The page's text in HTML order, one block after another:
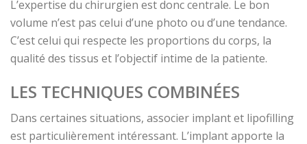
L’expertise du chirurgien est donc centrale. Le bon
volume n’est pas celui d’une photo ou d’une tendance.
C’est celui qui respecte les proportions du corps, la
qualité des tissus et l’objectif intime de la patiente.
LES TECHNIQUES COMBINÉES
Dans certaines situations, associer implant et lipofilling
est particulièrement intéressant. L’implant apporte la